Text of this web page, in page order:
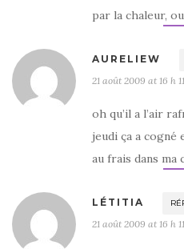
par la chaleur,
AURELIEW
21 août 2009 at 16 h
oh qu’il a l’air
jeudi ça a cogné
au frais dans ma
LÉTITIA
21 août 2009 at 16 h